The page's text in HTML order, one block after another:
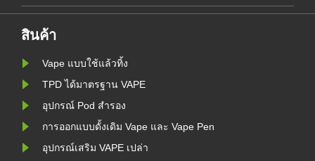
สินค้า
Vape แบบใช้แล้วทิ้ง
TPD ได้มาตรฐาน VAPE
อุปกรณ์ Pod สำรอง
การออกแบบดั้งเดิม Vape และ Vape Pen
อุปกรณ์เสริม VAPE เปล่า